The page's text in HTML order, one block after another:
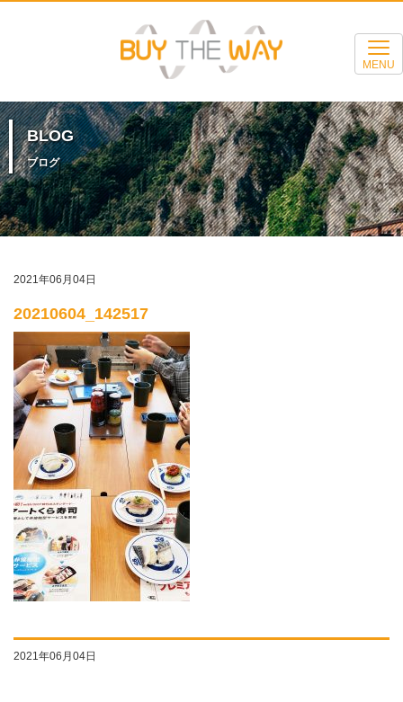
MENU
BLOG
ブログ
2021年06月04日
20210604_142517
2021年06月04日